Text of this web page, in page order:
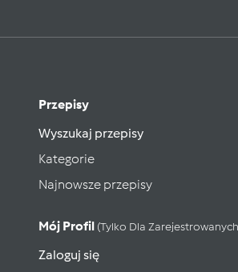
Przepisy
Wyszukaj przepisy
Kategorie
Najnowsze przepisy
Mój Profil (tylko Dla
Zaloguj się